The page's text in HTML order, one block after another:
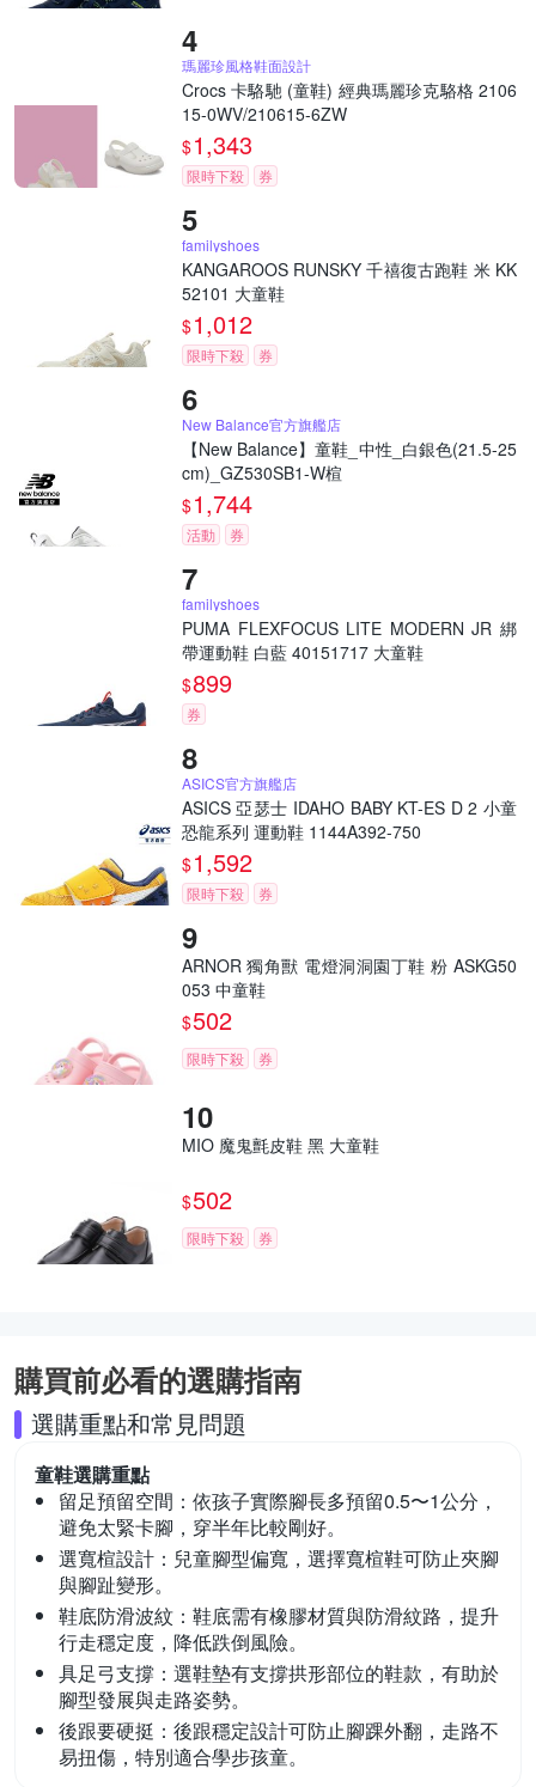
瑪麗珍風格鞋面設計
Crocs 卡駱馳 (童鞋) 經典瑪麗珍克駱格 2106
15-0WV/210615-6ZW
$1,343
限時下殺 券
familyshoes
KANGAROOS RUNSKY 千禧復古跑鞋 米 KK
52101 大童鞋
$1,012
限時下殺 券
New Balance官方旗艦店
【New Balance】童鞋_中性_白銀色(21.5-25
cm)_GZ530SB1-W楦
$1,744
活動 券
familyshoes
PUMA FLEXFOCUS LITE MODERN JR 綁
帶運動鞋 白藍 40151717 大童鞋
$899
券
ASICS官方旗艦店
ASICS 亞瑟士 IDAHO BABY KT-ES D 2 小童
恐龍系列 運動鞋 1144A392-750
$1,592
限時下殺 券
ARNOR 獨角獸 電燈洞洞園丁鞋 粉 ASKG50
053 中童鞋
$502
限時下殺 券
MIO 魔鬼氈皮鞋 黑 大童鞋
$502
限時下殺 券
購買前必看的選購指南
選購重點和常見問題
童鞋選購重點
留足預留空間： 依孩子實際腳長多預留0.5〜1公分，
避免太緊卡腳，穿半年比較剛好。
選寬楦設計： 兒童腳型偏寬，選擇寬楦鞋可防止夾腳
與腳趾變形。
鞋底防滑波紋： 鞋底需有橡膠材質與防滑紋路，提升
行走穩定度，降低跌倒風險。
具足弓支撐： 選鞋墊有支撐拱形部位的鞋款，有助於
腳型發展與走路姿勢。
後跟要硬挺： 後跟穩定設計可防止腳踝外翻，走路不
易扭傷，特別適合學步孩童。